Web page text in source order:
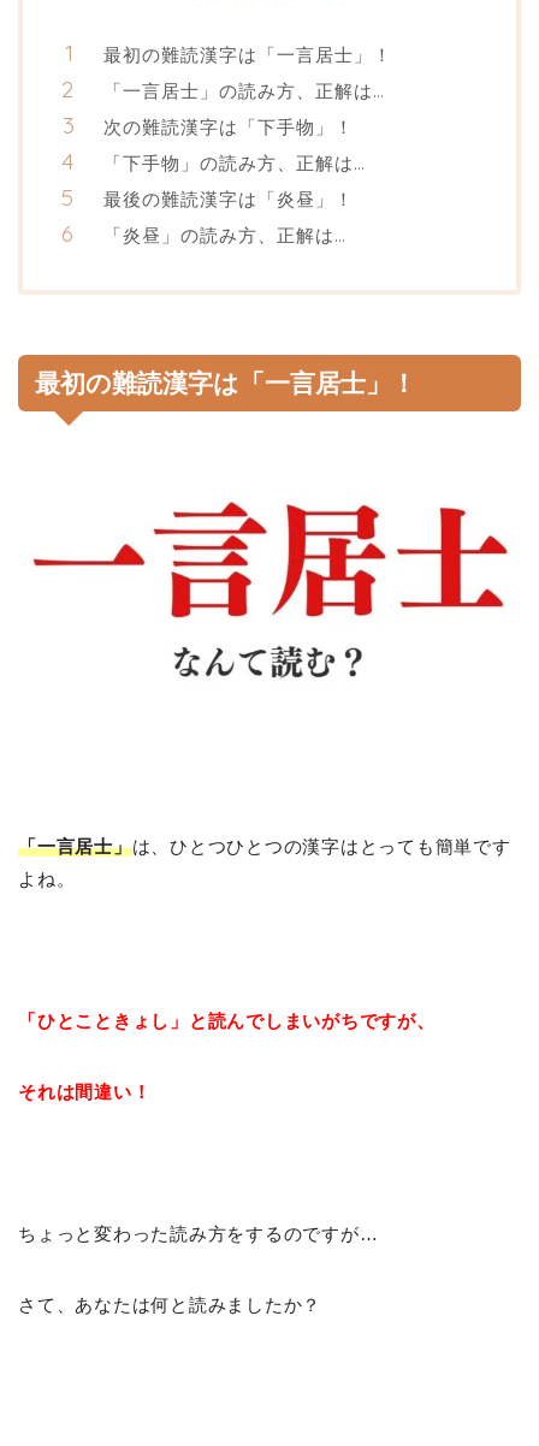
最初の難読漢字は「一言居士」！
「一言居士」の読み方、正解は…
次の難読漢字は「下手物」！
「下手物」の読み方、正解は…
最後の難読漢字は「炎昼」！
「炎昼」の読み方、正解は…
最初の難読漢字は「一言居士」！
「一言居士」は、ひとつひとつの漢字はとっても簡単です
よね。
「ひとこときょし」と読んでしまいがちですが、
それは間違い！
ちょっと変わった読み方をするのですが…
さて、あなたは何と読みましたか？